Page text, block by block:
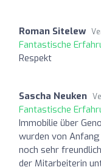
Roman Sitelew
Fantastische
Respekt
Sascha Neuken
Fantastische
Immobilie über
wurden von
noch sehr
der Mitarbeiterin